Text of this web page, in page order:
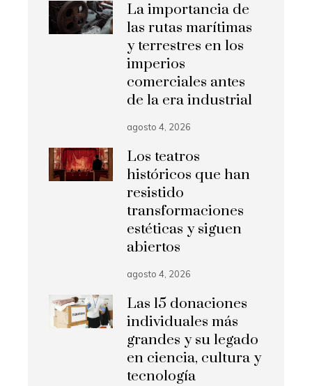
La importancia de
las rutas marítimas
y terrestres en los
imperios
comerciales antes
de la era industrial
agosto 4, 2026
Los teatros
históricos que han
resistido
transformaciones
estéticas y siguen
abiertos
agosto 4, 2026
Las 15 donaciones
individuales más
grandes y su legado
en ciencia, cultura y
tecnología